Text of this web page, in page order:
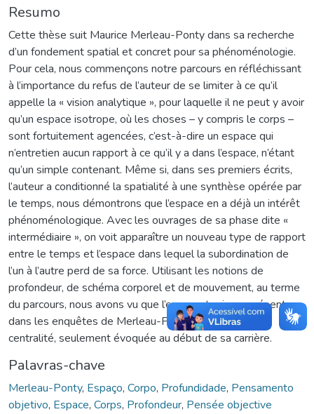
Resumo
Cette thèse suit Maurice Merleau-Ponty dans sa recherche
d’un fondement spatial et concret pour sa phénoménologie.
Pour cela, nous commençons notre parcours en réfléchissant
à l’importance du refus de l’auteur de se limiter à ce qu’il
appelle la « vision analytique », pour laquelle il ne peut y avoir
qu’un espace isotrope, où les choses – y compris le corps –
sont fortuitement agencées, c’est-à-dire un espace qui
n’entretien aucun rapport à ce qu’il y a dans l’espace, n’étant
qu’un simple contenant. Même si, dans ses premiers écrits,
l’auteur a conditionné la spatialité à une synthèse opérée par
le temps, nous démontrons que l’espace en a déjà un intérêt
phénoménologique. Avec les ouvrages de sa phase dite «
intermédiaire », on voit apparaître un nouveau type de rapport
entre le temps et l’espace dans lequel la subordination de
l’un à l’autre perd de sa force. Utilisant les notions de
profondeur, de schéma corporel et de mouvement, au terme
du parcours, nous avons vu que l’espace, toujours présent
dans les enquêtes de Merleau-Ponty, y acquiert une
centralité, seulement évoquée au début de sa carrière.
Palavras-chave
Merleau-Ponty, Espaço, Corpo, Profundidade, Pensamento
objetivo, Espace, Corps, Profondeur, Pensée objective